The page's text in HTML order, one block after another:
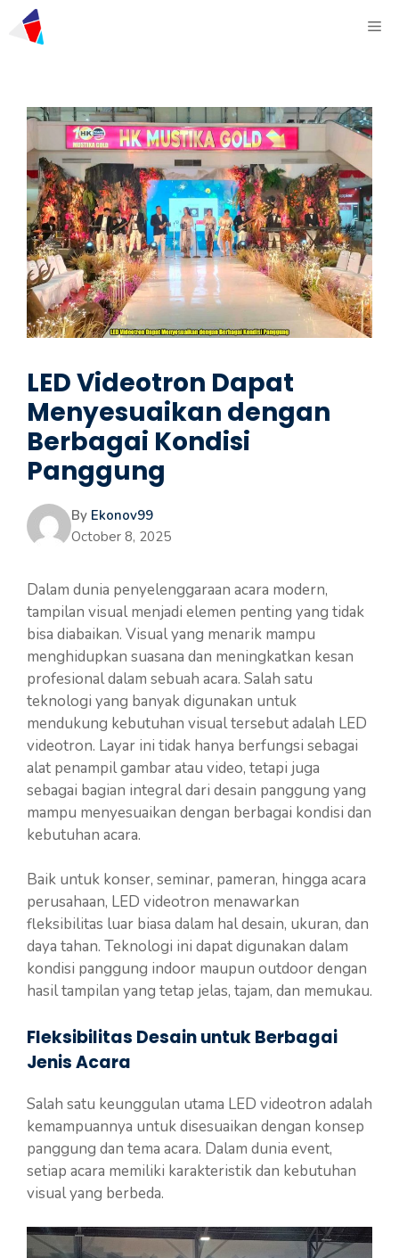
LED Videotron Dapat
Menyesuaikan dengan
Berbagai Kondisi
Panggung
By Ekonov99
October 8, 2025
Dalam dunia penyelenggaraan acara modern,
tampilan visual menjadi elemen penting yang tidak
bisa diabaikan. Visual yang menarik mampu
menghidupkan suasana dan meningkatkan kesan
profesional dalam sebuah acara. Salah satu
teknologi yang banyak digunakan untuk
mendukung kebutuhan visual tersebut adalah LED
videotron. Layar ini tidak hanya berfungsi sebagai
alat penampil gambar atau video, tetapi juga
sebagai bagian integral dari desain panggung yang
mampu menyesuaikan dengan berbagai kondisi dan
kebutuhan acara.
Baik untuk konser, seminar, pameran, hingga acara
perusahaan, LED videotron menawarkan
fleksibilitas luar biasa dalam hal desain, ukuran, dan
daya tahan. Teknologi ini dapat digunakan dalam
kondisi panggung indoor maupun outdoor dengan
hasil tampilan yang tetap jelas, tajam, dan memukau.
Fleksibilitas Desain untuk Berbagai
Jenis Acara
Salah satu keunggulan utama LED videotron adalah
kemampuannya untuk disesuaikan dengan konsep
panggung dan tema acara. Dalam dunia event,
setiap acara memiliki karakteristik dan kebutuhan
visual yang berbeda.